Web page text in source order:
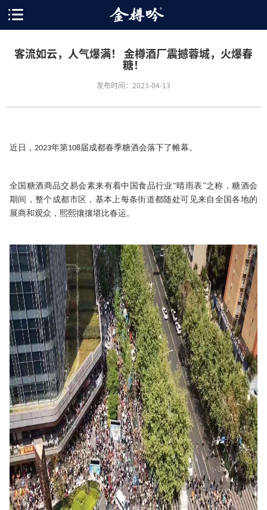
客流如云，人气爆满！ 金樽酒厂震撼蓉城，火爆春
糖！
发布时间：2023-04-13
近日 ， 2023年第108届成都春季糖酒会落下了帷幕。
全国糖酒商品交易会素来有着中国食品行业“晴雨表”之称 ，糖酒会
期间 ，整个成都市区 ， 基本上每条街道都随处可见来自全国各地的
展商和观众 ， 熙熙攘攘堪比春运。